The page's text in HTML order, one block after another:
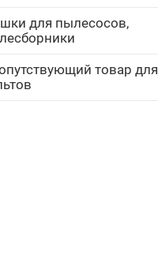
для пылесосов,
товар для